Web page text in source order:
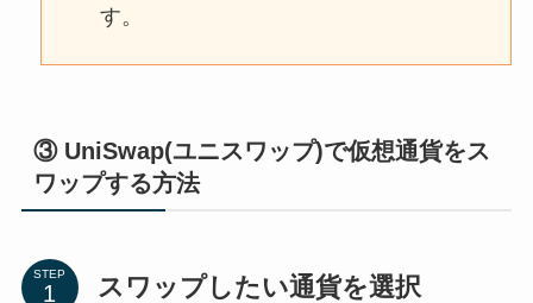
す。
③ UniSwap(ユニスワップ)で仮想通貨をス
ワップする方法
STEP スワップしたい通貨を選択